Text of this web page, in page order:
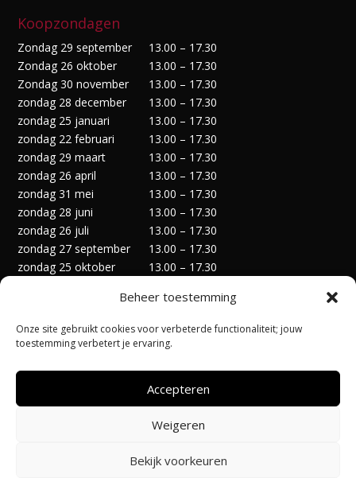
Beheer toestemming
Onze site gebruikt cookies voor verbeterde functionaliteit; jouw
toestemming verbetert je ervaring.
Accepteren
Weigeren
Bekijk voorkeuren
Koopzondagen
Zondag 29 september
13.00 – 17.30
Zondag 26 oktober
13.00 – 17.30
Zondag 30 november
13.00 – 17.30
zondag 28 december
13.00 – 17.30
zondag 25 januari
13.00 – 17.30
zondag 22 februari
13.00 – 17.30
zondag 29 maart
13.00 – 17.30
zondag 26 april
13.00 – 17.30
zondag 31 mei
13.00 – 17.30
zondag 28 juni
13.00 – 17.30
zondag 26 juli
13.00 – 17.30
zondag 27 september
13.00 – 17.30
zondag 25 oktober
13.00 – 17.30
zondag 27 december
13.00 – 17.30
Privacyverklaring
Algemene Voorwaarden
Cookiebeleid (EU)